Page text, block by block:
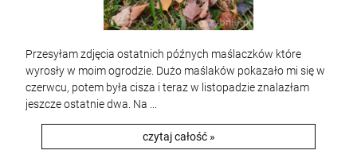
Przesyłam zdjęcia ostatnich późnych maślaczków które
wyrosły w moim ogrodzie. Dużo maślaków pokazało mi się w
czerwcu, potem była cisza i teraz w listopadzie znalazłam
jeszcze ostatnie dwa. Na ...
czytaj całość »